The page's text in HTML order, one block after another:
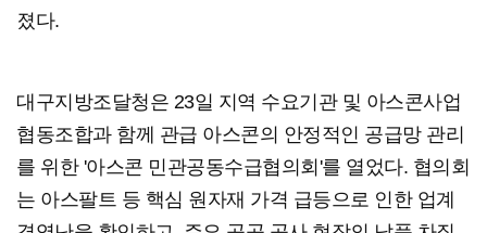
졌다.
대구지방조달청은 23일 지역 수요기관 및 아스콘사업
협동조합과 함께 관급 아스콘의 안정적인 공급망 관리
를 위한 '아스콘 민관공동수급협의회'를 열었다. 협의회
는 아스팔트 등 핵심 원자재 가격 급등으로 인한 업계